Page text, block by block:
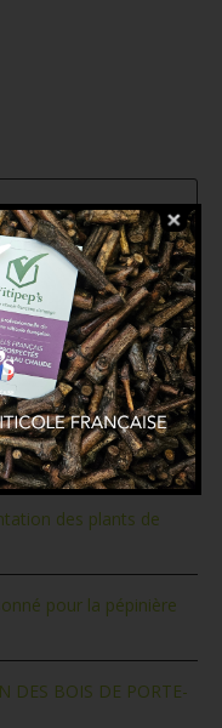
des Vignerons
des plants de
pour la pépinière
DES BOIS DE PORTE-